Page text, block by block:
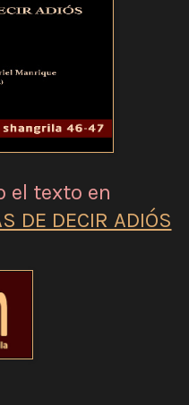
el texto en
DE DECIR ADIÓS